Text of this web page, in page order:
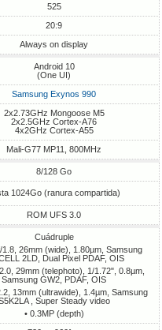
525
20:9
Always on display
Android 10
(One UI)
Samsung Exynos 990
2x2.73GHz Mongoose M5
2x2.5GHz Cortex-A76
4x2GHz Cortex-A55
Mali-G77 MP11, 800MHz
8/128 Go
1024Go (ranura compartida)
ROM UFS 3.0
Cuádruple
1.8, 26mm (wide), 1.80µm, Samsung
2LD, Dual Pixel PDAF, OIS
29mm (telephoto), 1/1.72", 0.8µm,
Samsung GW2, PDAF, OIS
13mm (ultrawide), 1.4µm, Samsung
, Super Steady video
• 0.3MP (depth)